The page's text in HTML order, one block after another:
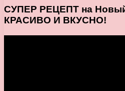
СУПЕР РЕЦЕПТ на
КРАСИВО И ВКУСНО!